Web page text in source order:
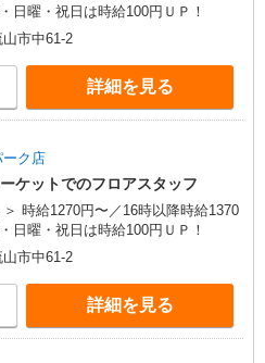
曜・日曜・祝日は時給100円ＵＰ！
市中61-2
詳細を見る
ク店
ケットでのフロアスタッフ
＞ 時給1270円〜／16時以降時給1370
曜・日曜・祝日は時給100円ＵＰ！
市中61-2
詳細を見る